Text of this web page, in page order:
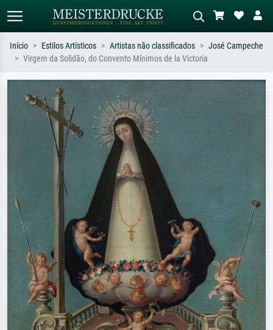
Pesquise por artista, título ou estilo –
ex: Monet, Noite Estrelada,
impressionismo, onda de Hokusai, nu.
abstrato com muito vermelho, pintura
a óleo escura, nu em pé ao lado de
Início Estilos Artísticos Artistas não classificados
José Campeche
Virgem da Solidão, do Convento Mínimos de la Victoria